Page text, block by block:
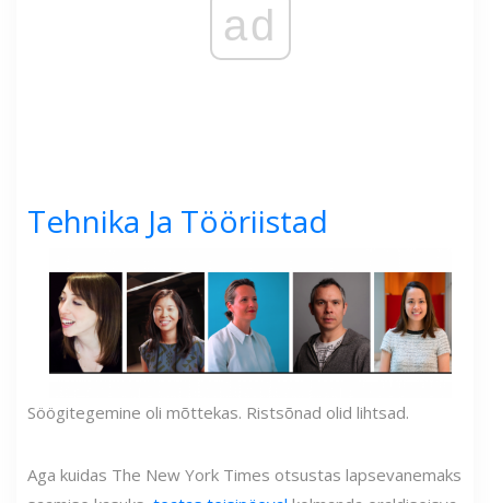
ad
Tehnika Ja Tööriistad
Söögitegemine oli mõttekas. Ristsõnad olid lihtsad.
Aga kuidas The New York Times otsustas lapsevanemaks